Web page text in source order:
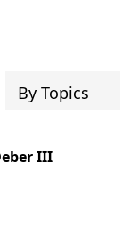
By Topics
III